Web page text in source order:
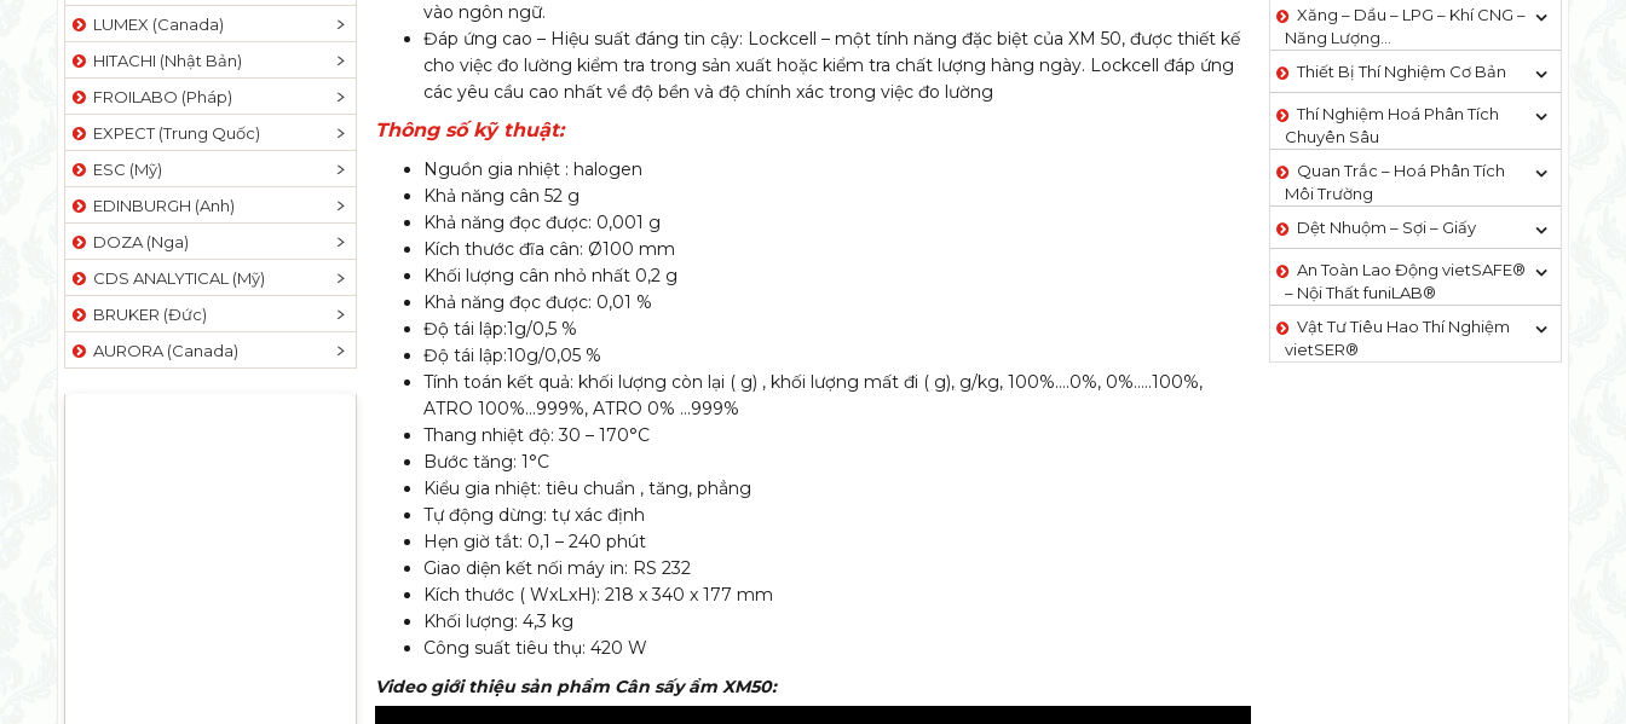
LUMEX (Canada)
HITACHI (Nhật Bản)
FROILABO (Pháp)
EXPECT (Trung Quốc)
ESC (Mỹ)
EDINBURGH (Anh)
DOZA (Nga)
CDS ANALYTICAL (Mỹ)
BRUKER (Đức)
AURORA (Canada)
vào ngôn ngữ.
Đáp ứng cao – Hiệu suất đáng tin cậy: Lockcell – một tính năng đặc biệt của XM 50, được thiết kế
cho việc đo lường kiểm tra trong sản xuất hoặc kiểm tra chất lượng hàng ngày. Lockcell đáp ứng
các yêu cầu cao nhất về độ bền và độ chính xác trong việc đo lường
Thông số kỹ thuật:
Nguồn gia nhiệt : halogen
Khả năng cân 52 g
Khả năng đọc được: 0,001 g
Kích thước đĩa cân: Ø100 mm
Khối lượng cân nhỏ nhất 0,2 g
Khả năng đọc được: 0,01 %
Độ tái lập:1g/0,5 %
Độ tái lập:10g/0,05 %
Tính toán kết quả: khối lượng còn lại ( g) , khối lượng mất đi ( g), g/kg, 100%….0%, 0%…..100%,
ATRO 100%…999%, ATRO 0% …999%
Thang nhiệt độ: 30 – 170°C
Bước tăng: 1°C
Kiểu gia nhiệt: tiêu chuẩn , tăng, phẳng
Tự động dừng: tự xác định
Hẹn giờ tắt: 0,1 – 240 phút
Giao diện kết nối máy in: RS 232
Kích thước ( WxLxH): 218 x 340 x 177 mm
Khối lượng: 4,3 kg
Công suất tiêu thụ: 420 W
Video giới thiệu sản phẩm Cân sấy ẩm XM50:
Xăng – Dầu – LPG – Khí CNG –
Năng Lượng…
Thiết Bị Thí Nghiệm Cơ Bản
Thí Nghiệm Hoá Phân Tích
Chuyên Sâu
Quan Trắc – Hoá Phân Tích
Môi Trường
Dệt Nhuộm – Sợi – Giấy
An Toàn Lao Động vietSAFE®
– Nội Thất funiLAB®
Vật Tư Tiêu Hao Thí Nghiệm
vietSER®